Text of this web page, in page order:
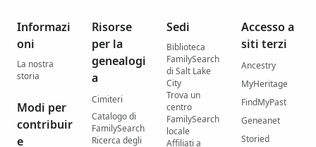
Informazi
oni
La nostra
storia
Modi per
contribuir
e
Risorse
per la
genealogi
a
Cimiteri
Catalogo di
FamilySearch
Ricerca degli
Sedi
Biblioteca
FamilySearch
di Salt Lake
City
Trova un
centro
FamilySearch
locale
Affiliati a
Accesso a
siti terzi
Ancestry
MyHeritage
FindMyPast
Geneanet
Storied